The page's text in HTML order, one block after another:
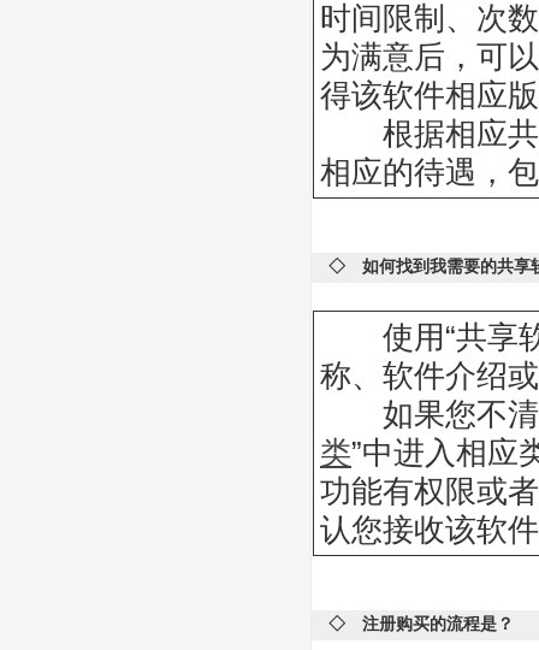
时间限制、次
为满意后，可
得该软件相应
根据相应共
相应的待遇，
◇ 如何找到我需要的共享
使用“共享软
称、软件介绍
如果您不清
类”中进入相应
功能有权限或
认您接收该软
◇ 注册购买的流程是？